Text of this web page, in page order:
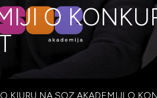
O
KIURU NA SOZ AKADEMIJI O